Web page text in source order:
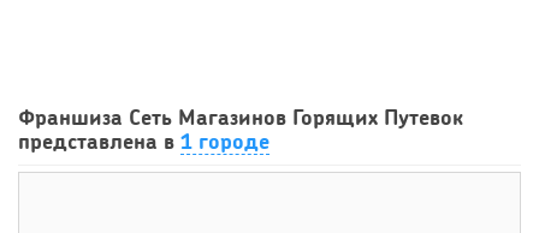
2026 году:...
Франшиза Сеть Магазинов Горящих Путевок
представлена в 1 городе